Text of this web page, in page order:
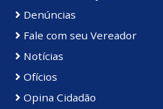
Denúncias
Fale com seu Vereador
Notícias
Ofícios
Opina Cidadão